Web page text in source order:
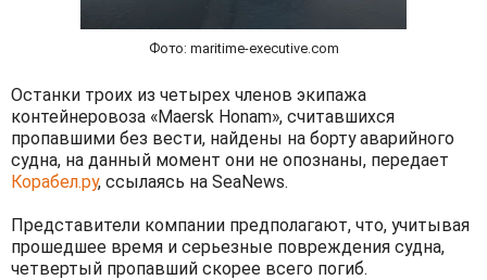
Фото: maritime-executive.com
Останки троих из четырех членов экипажа
контейнеровоза «Maersk Honam», считавшихся
пропавшими без вести, найдены на борту аварийного
судна, на данный момент они не опознаны, передает
Корабел.ру, ссылаясь на SeaNews.
Представители компании предполагают, что, учитывая
прошедшее время и серьезные повреждения судна,
четвертый пропавший скорее всего погиб.